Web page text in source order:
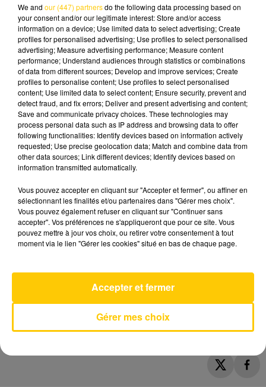
Lecture (4 min 6 sec)
11 mai 2026 - 4 min 6 sec
L'INFO DU GARD DU 11/05/26 À 08H00
Ecoutez sur Totem l'information en Lozère et sur
le bassin d'Alès avec les reportages de nos
journalistes sur le terrain.
AVEYRON NORD
We and our (447) partnersdo the following data processing based on
your consent and/or our legitimate interest: Store and/or access
information on a device; Use limited data to select advertising; Create
profiles for personalised advertising; Use profiles to select personalised
advertising; Measure advertising performance; Measure content
performance; Understand audiences through statistics or combinations
of data from different sources; Develop and improve services; Create
profiles to personalise content; Use profiles to select personalised
content; Use limited data to select content; Ensure security, prevent and
detect fraud, and fix errors; Deliver and present advertising and content;
Save and communicate privacy choices. These technologies may
process personal data such as IP address and browsing data to offer
following functionalities: Identify devices based on information actively
requested; Use precise geolocation data; Match and combine data from
other data sources; Link different devices; Identify devices based on
information transmitted automatically.
Vous pouvez accepter en cliquant sur "Accepter et fermer", ou affiner en
sélectionnant les finalités et/ou partenaires dans "Gérer mes choix".
Vous pouvez également refuser en cliquant sur "Continuer sans
accepter". Vos préférences ne s'appliqueront que pour ce site. Vous
pouvez mettre à jour vos choix, ou retirer votre consentement à tout
moment via le lien "Gérer les cookies" situé en bas de chaque page.
Gérer mes choix
Accepter et fermer